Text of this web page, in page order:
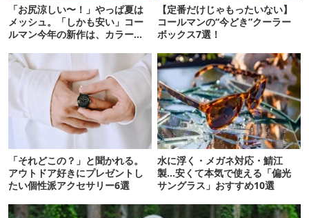
「お尻涼しい〜！」やっぱ夏は
メッシュ。「しかも安い」コー
ルマン今年の新作は、カラーも
【定番だけじゃもったいない】
コールマンの“今どき”クーラー
ボックス7選！
「それどこの？」と聞かれる。
アウトドア好きにプレゼントし
たい個性派アクセサリー6選
水に浮く・メガネ対応・鯖江
製…安くて本気で使える「偏光
サングラス」おすすめ10選